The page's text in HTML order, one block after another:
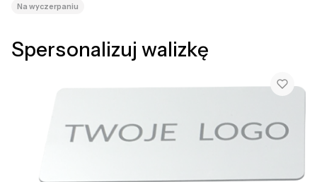
Na wyczerpaniu
Spersonalizuj walizkę